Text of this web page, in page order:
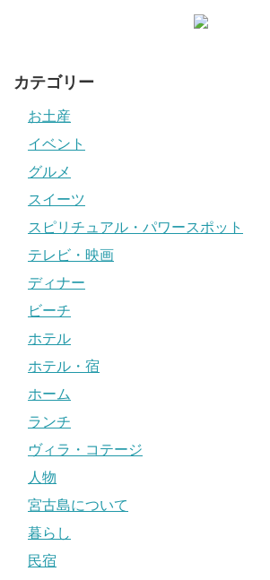
カテゴリー
お土産
イベント
グルメ
スイーツ
スピリチュアル・パワースポット
テレビ・映画
ディナー
ビーチ
ホテル
ホテル・宿
ホーム
ランチ
ヴィラ・コテージ
人物
宮古島について
暮らし
民宿